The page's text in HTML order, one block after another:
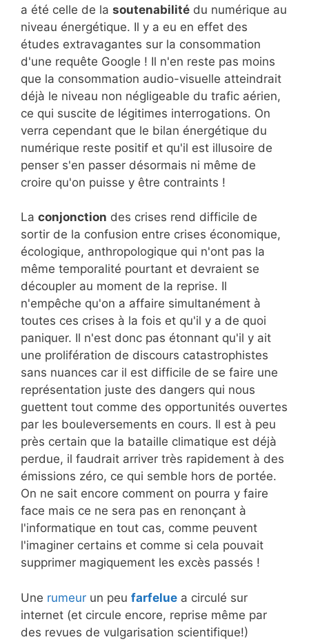
a été celle de la soutenabilité du numérique au
niveau énergétique. Il y a eu en effet des
études extravagantes sur la consommation
d'une requête Google ! Il n'en reste pas moins
que la consommation audio-visuelle atteindrait
déjà le niveau non négligeable du trafic aérien,
ce qui suscite de légitimes interrogations. On
verra cependant que le bilan énergétique du
numérique reste positif et qu'il est illusoire de
penser s'en passer désormais ni même de
croire qu'on puisse y être contraints !
La conjonction des crises rend difficile de
sortir de la confusion entre crises économique,
écologique, anthropologique qui n'ont pas la
même temporalité pourtant et devraient se
découpler au moment de la reprise. Il
n'empêche qu'on a affaire simultanément à
toutes ces crises à la fois et qu'il y a de quoi
paniquer. Il n'est donc pas étonnant qu'il y ait
une prolifération de discours catastrophistes
sans nuances car il est difficile de se faire une
représentation juste des dangers qui nous
guettent tout comme des opportunités ouvertes
par les bouleversements en cours. Il est à peu
près certain que la bataille climatique est déjà
perdue, il faudrait arriver très rapidement à des
émissions zéro, ce qui semble hors de portée.
On ne sait encore comment on pourra y faire
face mais ce ne sera pas en renonçant à
l'informatique en tout cas, comme peuvent
l'imaginer certains et comme si cela pouvait
supprimer magiquement les excès passés !
Une rumeur un peu farfelue a circulé sur
internet (et circule encore, reprise même par
des revues de vulgarisation scientifique!)